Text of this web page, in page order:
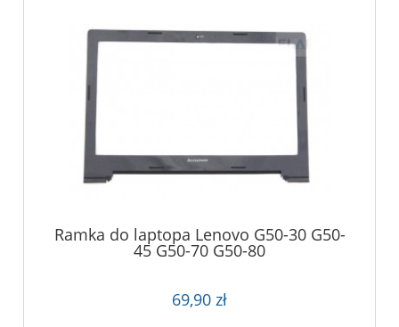
Ramka do laptopa Lenovo G50-30 G50-
45 G50-70 G50-80
69,90 zł